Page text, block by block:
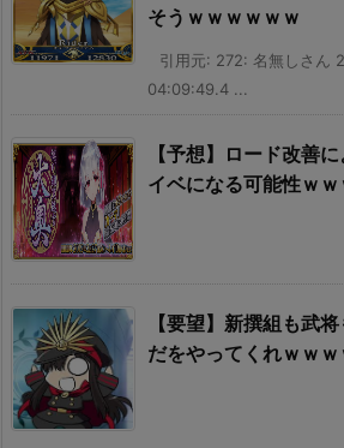
そうｗｗｗｗｗｗ
引用元: 272: 名無しさん
04:09:49.4 ...
【予想】ロード改善
イベになる可能性ｗｗ
【要望】新撰組も武
だをやってくれｗｗ